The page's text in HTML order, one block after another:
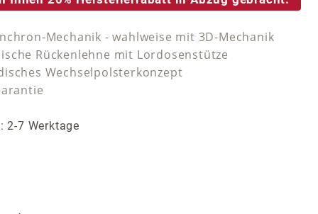
Mechanik - wahlweise mit 3D-Mechanik
Rückenlehne mit Lordosenstütze
Wechselpolsterkonzept
2-7 Werktage